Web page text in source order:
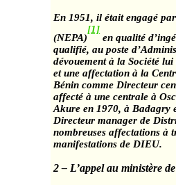
En 1951, il était engagé
(NEPA)
[1]
en qualité
qualifié, au poste
dévouement àla Société lui
et une affectation àla
Bénin comme Directeur
affecté à une centrale à
Akure en 1970, à Badagry
Directeur manager de
nombreuses affectations à
manifestations de DIEU.
2 – L’appel au ministère